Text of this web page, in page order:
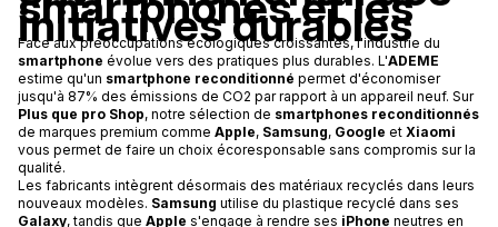
initiatives durables
Face aux préoccupations écologiques croissantes, l'industrie du
smartphone évolue vers des pratiques plus durables. L'ADEME
estime qu'un smartphone reconditionné permet d'économiser
jusqu'à 87% des émissions de CO2 par rapport à un appareil neuf. Sur
Plus que pro Shop, notre sélection de smartphones reconditionnés
de marques premium comme Apple, Samsung, Google et Xiaomi
vous permet de faire un choix écoresponsable sans compromis sur la
qualité.
Les fabricants intègrent désormais des matériaux recyclés dans leurs
nouveaux modèles. Samsung utilise du plastique recyclé dans ses
Galaxy, tandis que Apple s'engage à rendre ses iPhone neutres en